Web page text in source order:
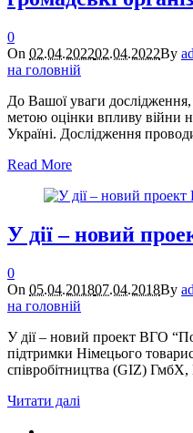
0
On 02.04.202202.04.2022By
на головній
До Вашої уваги
метою оцінки впливу війни
Україні. Дослідження
Read More
У дії – новий
0
On 05.04.201807.04.2018By
на головній
У дії – новий проект ВГО
підтримки Німецього
співробітництва (GIZ)
Читати далі